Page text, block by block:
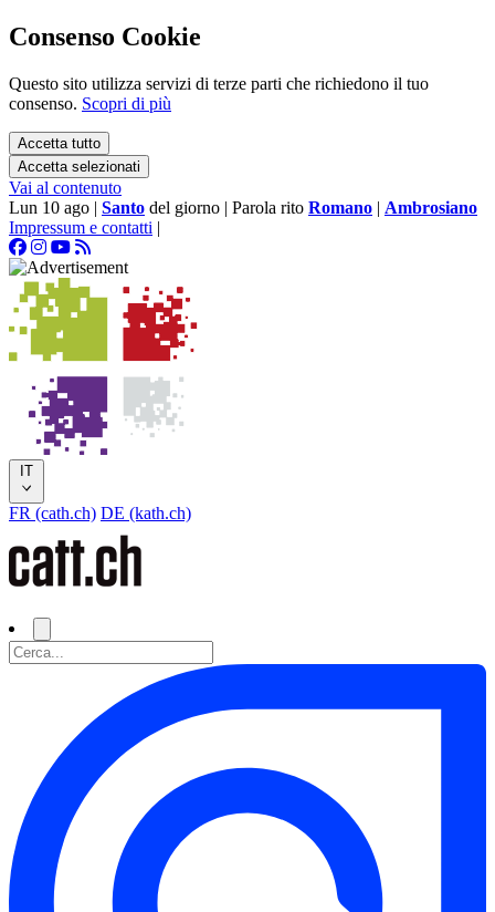
Consenso Cookie
Questo sito utilizza servizi di terze parti che richiedono il tuo
consenso. Scopri di più
Accetta tutto
Accetta selezionati
Vai al contenuto
Lun 10 ago | Santo del giorno | Parola rito Romano | Ambrosiano
Impressum e contatti |
IT
FR (cath.ch) DE (kath.ch)